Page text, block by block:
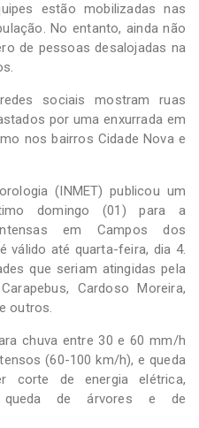
estão mobilizadas nas
No entanto, ainda não
de pessoas desalojadas na
sociais mostram ruas
por uma enxurrada em
nos bairros Cidade Nova e
(INMET) publicou um
domingo (01) para a
em Campos dos
válido até quarta-feira, dia 4.
que seriam atingidas pela
Cardoso Moreira,
outros.
chuva entre 30 e 60 mm/h
(60-100 km/h), e queda
corte de energia elétrica,
queda de árvores e de